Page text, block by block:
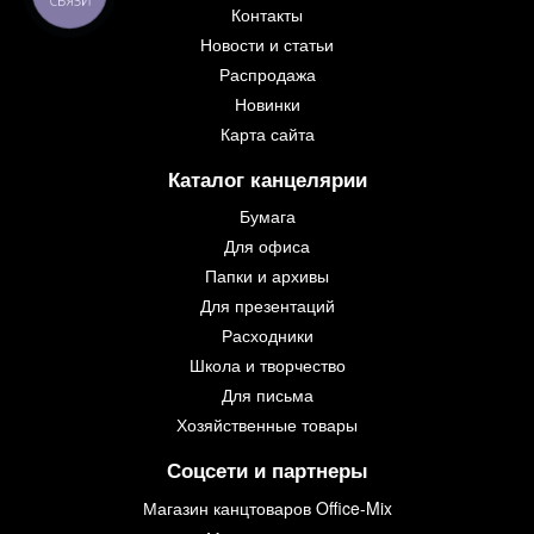
Контакты
Новости и статьи
Распродажа
Новинки
Карта сайта
Каталог канцелярии
Бумага
Для офиса
Папки и архивы
Для презентаций
Расходники
Школа и творчество
Для письма
Хозяйственные товары
Соцсети и партнеры
Магазин канцтоваров Office-Mix